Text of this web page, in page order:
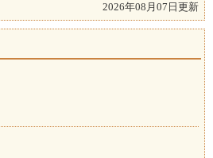
2026年08月07日更新